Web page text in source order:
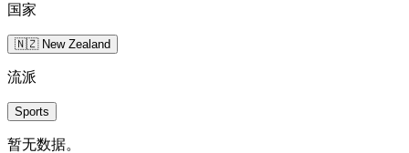
国家
🇳🇿 New Zealand
流派
Sports
暂无数据。